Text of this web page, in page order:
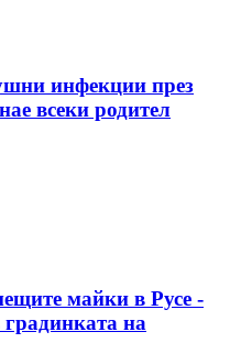
инфекции през
всеки родител
майки в Русе -
на